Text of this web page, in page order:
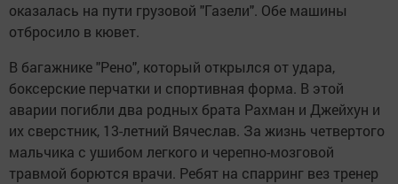
оказалась на пути грузовой "Газели". Обе машины
отбросило в кювет.
В багажнике "Рено", который открылся от удара,
боксерские перчатки и спортивная форма. В этой
аварии погибли два родных брата Рахман и Джейхун и
их сверстник, 13-летний Вячеслав. За жизнь четвертого
мальчика с ушибом легкого и черепно-мозговой
травмой борются врачи. Ребят на спарринг вез тренер